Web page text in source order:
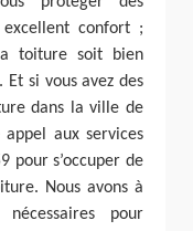
confort ;
toiture soit bien
si vous avez des
dans la ville de
appel aux services
pour s’occuper de
Nous avons à
pour